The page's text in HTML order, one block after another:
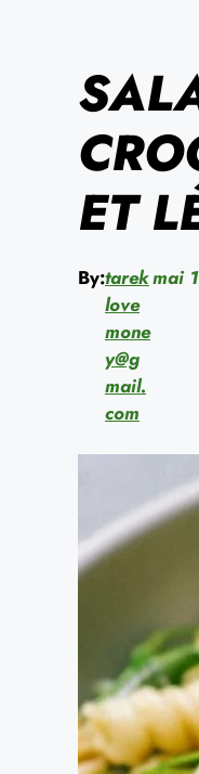
ET
By:tarek
love
mone
y@g
mail.
com
mai